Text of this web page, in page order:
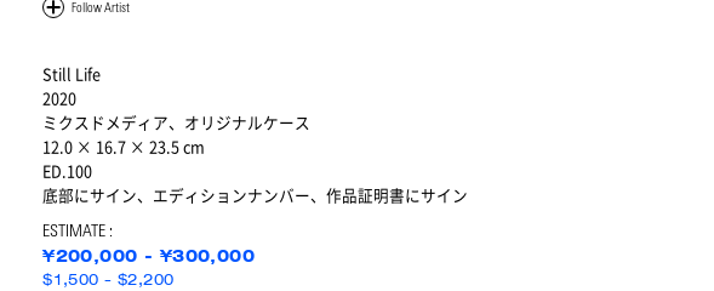
Still Life
2020
ミクスドメディア、オリジナルケース
12.0 × 16.7 × 23.5 cm
ED.100
底部にサイン、エディションナンバー、作品証明書にサイン
ESTIMATE :
¥200,000 - ¥300,000
$1,500 - $2,200